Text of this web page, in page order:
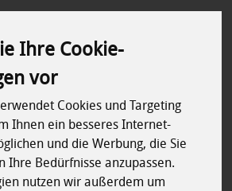
Ihre Cookie-
vor
Cookies und Targeting
Ihnen ein besseres Internet-
und die Werbung, die Sie
Ihre Bedürfnisse anzupassen.
nutzen wir außerdem um